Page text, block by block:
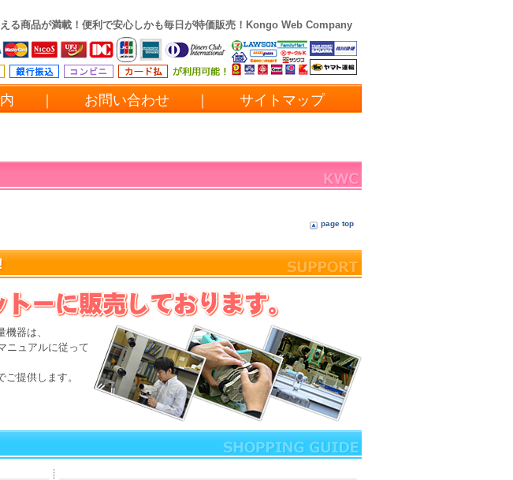
Kongo Web Company
る商品が満載！便利で安心しかも毎日が特価販売！
内 お問い合わせ サイトマップ
page top
器は、
ニュアルに従って
提供します。